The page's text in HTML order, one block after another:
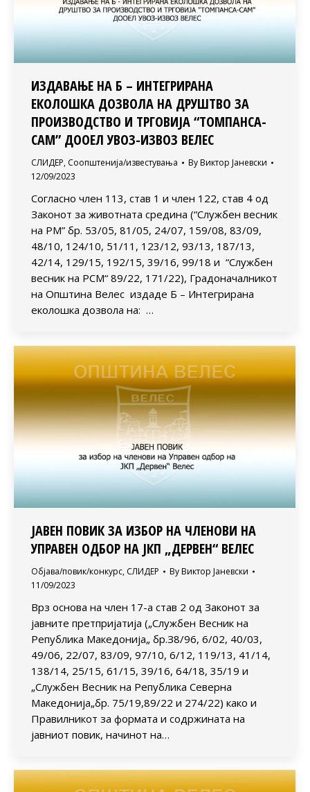
ИЗДАВАЊЕ НА Б – ИНТЕГРИРАНА
ЕКОЛОШКА ДОЗВОЛА НА ДРУШТВО ЗА
ПРОИЗВОДСТВО И ТРГОВИЈА “ТОМПАНСА-
САМ” ДООЕЛ УВОЗ-ИЗВОЗ ВЕЛЕС
СЛИДЕР, Соопштенија/известувања By Виктор Јаневски
12/09/2023
Согласно член 113, став 1 и член 122, став 4 од
Законот за животната средина (“Службен весник
на РМ” бр. 53/05, 81/05, 24/07, 159/08, 83/09,
48/10, 124/10, 51/11, 123/12, 93/13, 187/13,
42/14, 129/15, 192/15, 39/16, 99/18 и “Службен
весник на РСМ“ 89/22, 171/22), Градоначалникот
на Општина Велес издаде Б – Интегрирана
еколошка дозвола на: …
ЈАВЕН ПОВИК ЗА ИЗБОР НА ЧЛЕНОВИ НА
УПРАВЕН ОДБОР НА ЈКП „ДЕРВЕН“ ВЕЛЕС
Објава/повик/конкурс, СЛИДЕР By Виктор Јаневски
11/09/2023
Врз основа на член 17-а став 2 од Законот за
јавните претпријатија („Службен Весник на
Република Македонија„ бр.З8/96, 6/02, 40/03,
49/06, 22/07, 83/09, 97/10, 6/12, 119/13, 41/14,
138/14, 25/15, 61/15, 39/16, 64/18, 35/19 и
„Службен Весник на Република Северна
Македонија„бр. 75/19,89/22 и 274/22) како и
Правилникот за формата и содржината на
јавниот повик, начинот на…